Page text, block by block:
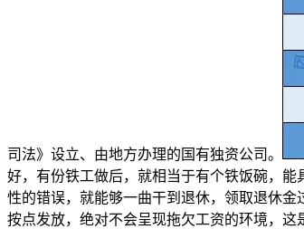
司法》设立、由地方办理的国有独资公司。
好，有份铁工做后，就相当于有个铁饭碗，
性的错误，就能够一曲干到退休，领取退休
按点发放，绝对不会呈现拖欠工资的环境，